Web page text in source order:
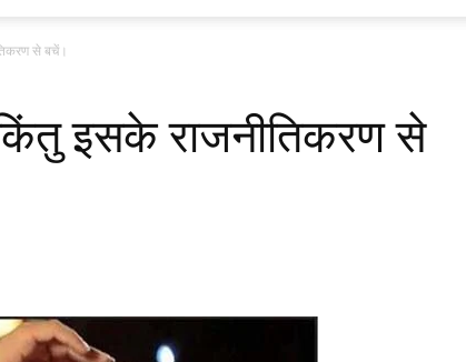
से बचें।
इसके राजनीतिकरण से